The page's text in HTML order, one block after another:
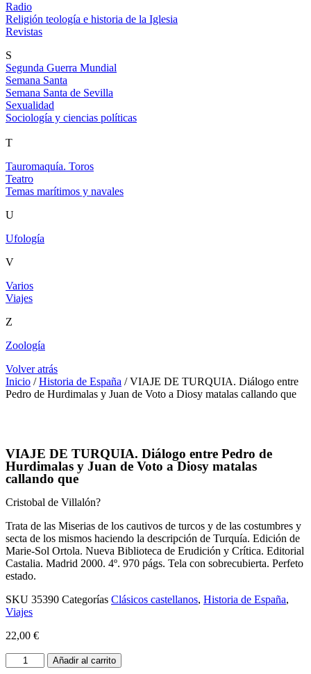
Radio
Religión teología e historia de la Iglesia
Revistas
S
Segunda Guerra Mundial
Semana Santa
Semana Santa de Sevilla
Sexualidad
Sociología y ciencias políticas
T
Tauromaquía. Toros
Teatro
Temas marítimos y navales
U
Ufología
V
Varios
Viajes
Z
Zoología
Volver atrás
Inicio /Historia de España / VIAJE DE TURQUIA. Diálogo entre
Pedro de Hurdimalas y Juan de Voto a Diosy matalas callando que
VIAJE DE TURQUIA. Diálogo entre Pedro de
Hurdimalas y Juan de Voto a Diosy matalas
callando que
Cristobal de Villalón?
Trata de las Miserias de los cautivos de turcos y de las costumbres y
secta de los mismos haciendo la descripción de Turquía. Edición de
Marie-Sol Ortola. Nueva Biblioteca de Erudición y Crítica. Editorial
Castalia. Madrid 2000. 4º. 970 págs. Tela con sobrecubierta. Perfeto
estado.
SKU 35390 Categorías Clásicos castellanos, Historia de España,
Viajes
22,00 €
VIAJE
DE
Añadir al carrito